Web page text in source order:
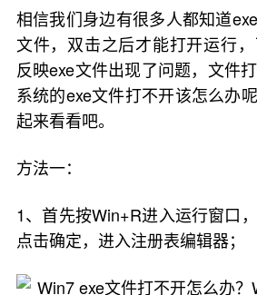
相信我们身边有很多人都知道
文件，双击之后才能打开运行
反映exe文件出现了问题，文件
系统的exe文件打不开该怎么办
起来看看吧。
方法一：
1、首先按Win+R进入运行窗口
点击确定，进入注册表编辑器；